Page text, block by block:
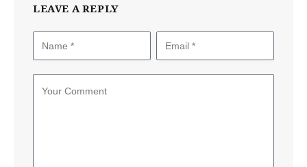
LEAVE A REPLY